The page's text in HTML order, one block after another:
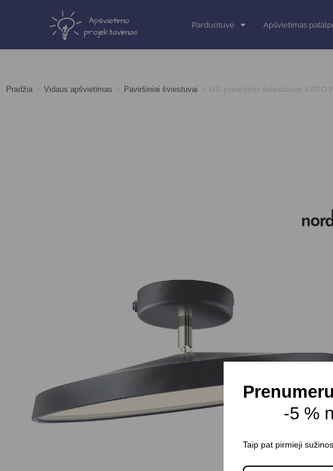
Parduotuvė Apšvietimas
Pradžia > Vidaus apšvietimas > Paviršiniai šviestuvai > LED paviršinis šviestuvas KAITO
-5 %
Taip pat pirmieji